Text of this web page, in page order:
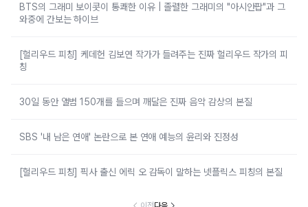
BTS의 그래미 보이콧이 통쾌한 이유 | 졸렬한 그래미의 "아시안팝"과 그
와중에 간보는 하이브
[헐리우드 피칭] 케데헌 김보연 작가가 들려주는 진짜 헐리우드 작가의 피
칭
30일 동안 앨범 150개를 들으며 깨달은 진짜 음악 감상의 본질
SBS '내 남은 연애' 논란으로 본 연애 예능의 윤리와 진정성
[헐리우드 피칭] 픽사 출신 에릭 오 감독이 말하는 넷플릭스 피칭의 본질